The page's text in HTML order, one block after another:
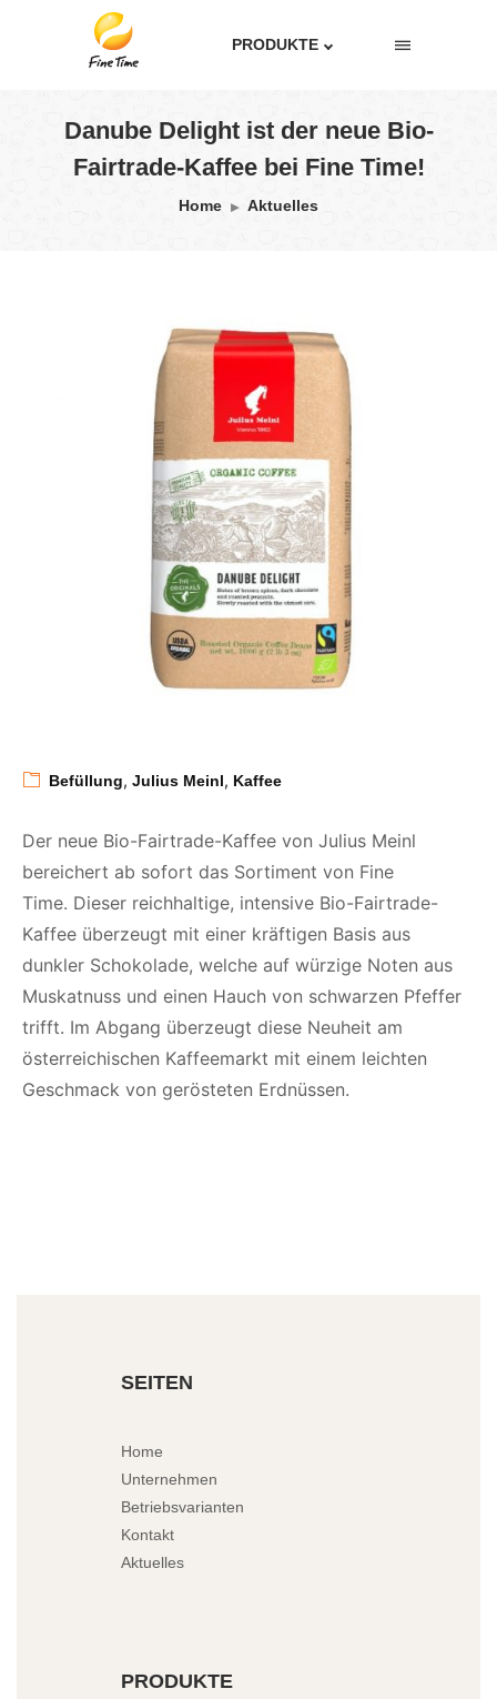
PRODUKTE
Danube Delight ist der neue Bio-
Fairtrade-Kaffee bei Fine Time!
Home Aktuelles
Befüllung, Julius Meinl, Kaffee
Der neue Bio-Fairtrade-Kaffee von Julius Meinl
bereichert ab sofort das Sortiment von Fine
Time. Dieser reichhaltige, intensive Bio-Fairtrade-
Kaffee überzeugt mit einer kräftigen Basis aus
dunkler Schokolade, welche auf würzige Noten aus
Muskatnuss und einen Hauch von schwarzen Pfeffer
trifft. Im Abgang überzeugt diese Neuheit am
österreichischen Kaffeemarkt mit einem leichten
Geschmack von gerösteten Erdnüssen.
SEITEN
Home
Unternehmen
Betriebsvarianten
Kontakt
Aktuelles
PRODUKTE